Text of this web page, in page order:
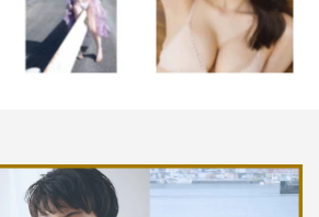
た原作に夢中になりました。自分の
のことなのに、どこか外側のことと
た「人間の体」のことを知り、自分
るよう、綾野楓という人物を大切に
いです。